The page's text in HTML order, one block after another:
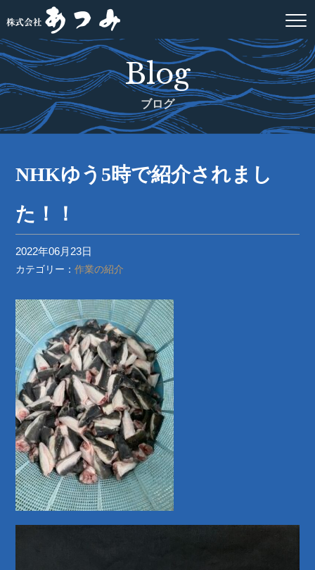
Blog
ブログ
NHKゆう5時で紹介されまし
た！！
2022年06月23日
カテゴリー：作業の紹介